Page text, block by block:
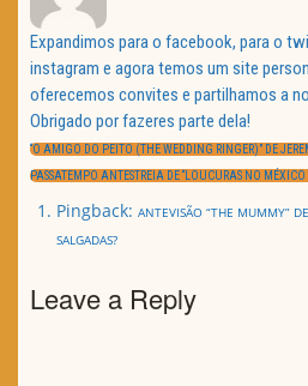
Expandimos para o facebook, para o
instagram e agora temos um site
oferecemos convites e partilhamos a
Obrigado por fazeres parte dela!
Navegação
de
artigos
PREVIOUS
POST:
“O AMIGO DO PEITO (THE WEDDING RINGER)” DE
NEXT
POST:
PASSATEMPO ANTESTREIA DE “LOUCURAS NO
Pingback:ANTEVISÃO “THE MUMMY”
SALGADAS?
Leave a Reply